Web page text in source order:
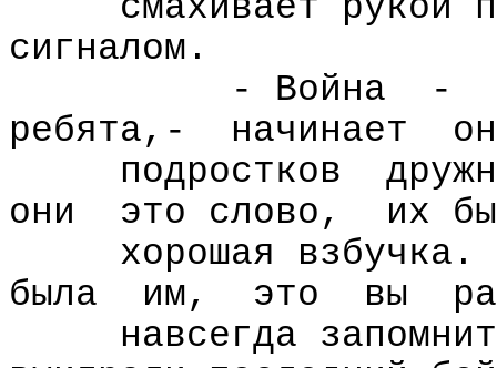
смахивает рукой
сигналом.
- Война
-
ребята,-
начинает
подростков
они
это слово,
их
хорошая взбучка.
была
им, это вы
навсегда